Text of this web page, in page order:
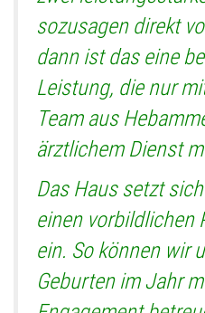
sozusagen direkt
dann ist das eine
Leistung, die nur
Team aus
ärztlichem Dienst
Das Haus setzt
einen vorbildlichen
ein. So können wir
Geburten im Jahr